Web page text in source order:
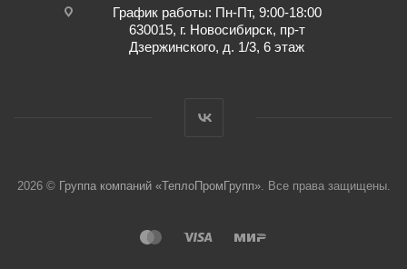
График работы: Пн-Пт, 9:00-18:00
630015, г. Новосибирск, пр-т
Дзержинского, д. 1/3, 6 этаж
2026 © Группа компаний «ТеплоПромГрупп». Все права защищены.